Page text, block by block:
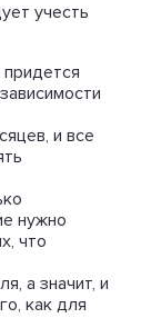
учесть
и все
нужно
что
а значит, и
как для